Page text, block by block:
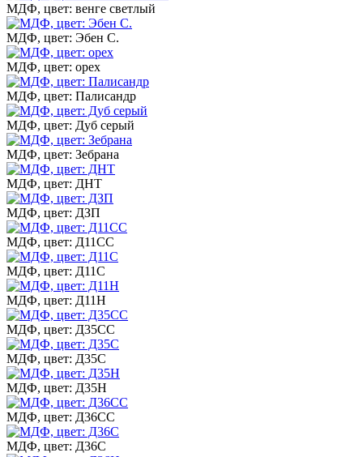
МДФ, цвет: венге светлый
МДФ, цвет: Эбен С.
МДФ, цвет: орех
МДФ, цвет: Палисандр
МДФ, цвет: Дуб серый
МДФ, цвет: Зебрана
МДФ, цвет: ДНТ
МДФ, цвет: ДЗП
МДФ, цвет: Д11СС
МДФ, цвет: Д11С
МДФ, цвет: Д11Н
МДФ, цвет: Д35СС
МДФ, цвет: Д35С
МДФ, цвет: Д35Н
МДФ, цвет: Д36СС
МДФ, цвет: Д36С